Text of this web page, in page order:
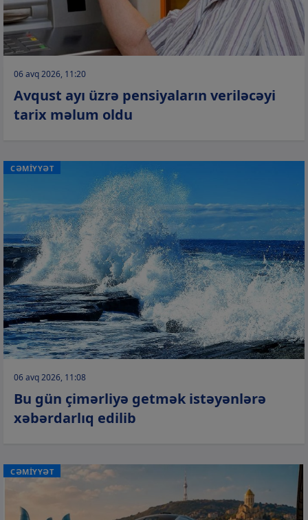
06 avq 2026, 11:20
Avqust ayı üzrə pensiyaların veriləcəyi
tarix məlum oldu
CƏMİYYƏT
06 avq 2026, 11:08
Bu gün çimərliyə getmək istəyənlərə
xəbərdarlıq edilib
CƏMİYYƏT